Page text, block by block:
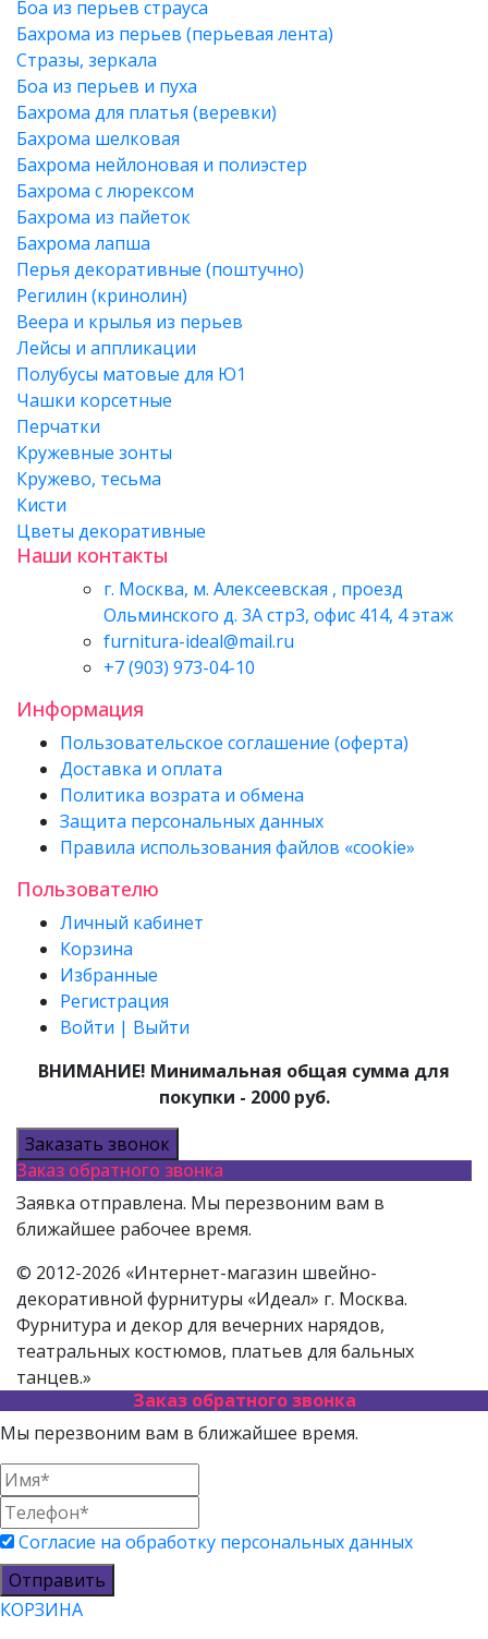
Боа из перьев страуса
Бахрома из перьев (перьевая лента)
Стразы, зеркала
Боа из перьев и пуха
Бахрома для платья (веревки)
Бахрома шелковая
Бахрома нейлоновая и полиэстер
Бахрома с люрексом
Бахрома из пайеток
Бахрома лапша
Перья декоративные (поштучно)
Регилин (кринолин)
Веера и крылья из перьев
Лейсы и аппликации
Полубусы матовые для Ю1
Чашки корсетные
Перчатки
Кружевные зонты
Кружево, тесьма
Кисти
Цветы декоративные
Наши контакты
г. Москва, м. Алексеевская , проезд
Ольминского д. 3А стр3, офис 414, 4 этаж
furnitura-ideal@mail.ru
+7 (903) 973-04-10
Информация
Пользовательское соглашение (оферта)
Доставка и оплата
Политика возрата и обмена
Защита персональных данных
Правила использования файлов «cookie»
Пользователю
Личный кабинет
Корзина
Избранные
Регистрация
Войти | Выйти
ВНИМАНИЕ! Минимальная общая сумма для
покупки - 2000 руб.
Заказать звонок
Заказ обратного звонка
Заявка отправлена. Мы перезвоним вам в
ближайшее рабочее время.
© 2012-2026 «Интернет-магазин швейно-
декоративной фурнитуры «Идеал» г. Москва.
Фурнитура и декор для вечерних нарядов,
театральных костюмов, платьев для бальных
танцев.»
Заказ обратного звонка
Мы перезвоним вам в ближайшее время.
Согласие на обработку персональных данных
Отправить
КОРЗИНА